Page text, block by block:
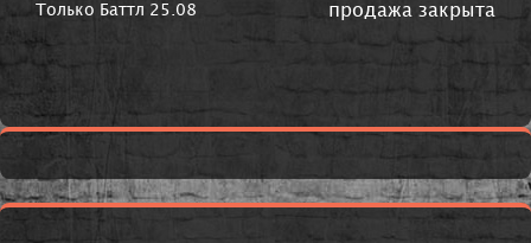
Только Баттл 25.08 продажа закрыта